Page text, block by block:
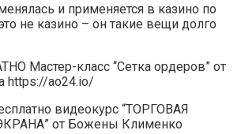
и применяется в казино по
не казино – он такие вещи долго
Мастер-класс “Сетка ордеров” от
https://ao24.io/
видеокурс “ТОРГОВАЯ
от Божены Клименко